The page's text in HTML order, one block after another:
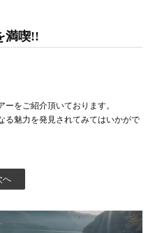
満喫!!
をご紹介頂いております。
る魅力を発見されてみてはいかがで
へ